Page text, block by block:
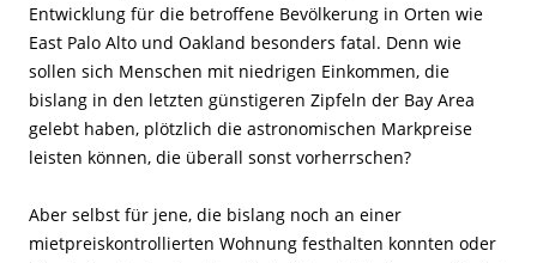
Entwicklung für die betroffene Bevölkerung in Orten wie
East Palo Alto und Oakland besonders fatal. Denn wie
sollen sich Menschen mit niedrigen Einkommen, die
bislang in den letzten günstigeren Zipfeln der Bay Area
gelebt haben, plötzlich die astronomischen Markpreise
leisten können, die überall sonst vorherrschen?
Aber selbst für jene, die bislang noch an einer
mietpreiskontrollierten Wohnung festhalten konnten oder